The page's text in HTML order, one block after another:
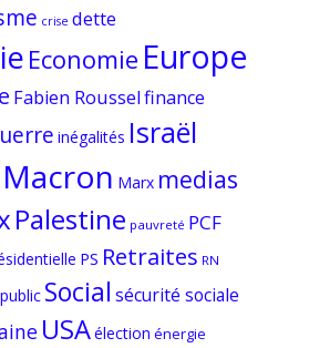
crise dette
Economie Europe
Fabien Rousselfinance
inégalités Israël
Macron Marx medias
Palestine pauvreté PCF
PS Retraites RN
Social sécurité sociale
USAélection énergie